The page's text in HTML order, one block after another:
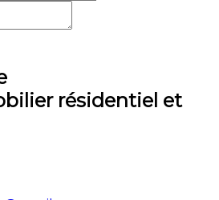
résidentiel et